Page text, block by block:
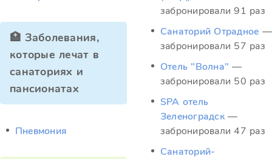
🏥 Заболевания,
которые лечат в
санаториях и
пансионатах
Пневмония
забронировали 91 раз
Санаторий Отрадное —
забронировали 57 раз
Отель "Волна" —
забронировали 50 раз
SPA отель
Зеленоградск —
забронировали 47 раз
Санаторий-